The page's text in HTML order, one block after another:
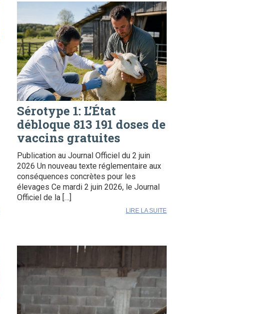
Sérotype 1: L’État
débloque 813 191 doses de
vaccins gratuites
Publication au Journal Officiel du 2 juin
2026 Un nouveau texte réglementaire aux
conséquences concrètes pour les
élevages Ce mardi 2 juin 2026, le Journal
Officiel de la […]
LIRE LA SUITE